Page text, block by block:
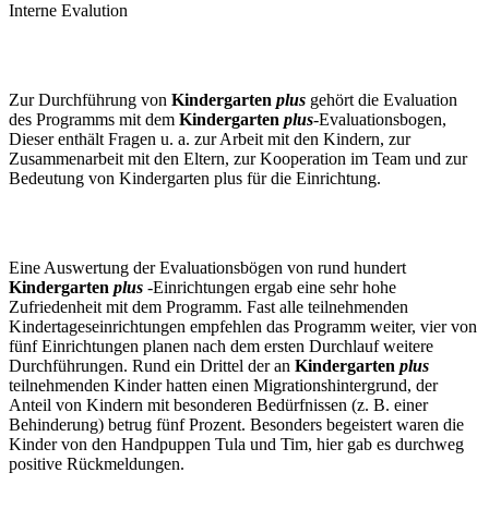
Interne Evalution
Zur Durchführung von Kindergarten plus gehört die Evaluation
des Programms mit dem Kindergarten plus-Evaluationsbogen,
Dieser enthält Fragen u. a. zur Arbeit mit den Kindern, zur
Zusammenarbeit mit den Eltern, zur Kooperation im Team und zur
Bedeutung von Kindergarten plus für die Einrichtung.
Eine Auswertung der Evaluationsbögen von rund hundert
Kindergarten plus -Einrichtungen ergab eine sehr hohe
Zufriedenheit mit dem Programm. Fast alle teilnehmenden
Kindertageseinrichtungen empfehlen das Programm weiter, vier von
fünf Einrichtungen planen nach dem ersten Durchlauf weitere
Durchführungen. Rund ein Drittel der an Kindergarten plus
teilnehmenden Kinder hatten einen Migrationshintergrund, der
Anteil von Kindern mit besonderen Bedürfnissen (z. B. einer
Behinderung) betrug fünf Prozent. Besonders begeistert waren die
Kinder von den Handpuppen Tula und Tim, hier gab es durchweg
positive Rückmeldungen.